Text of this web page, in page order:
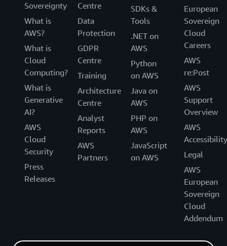
Sovereignty
What is
AWS?
What is
Cloud
Computing?
What is
Generative
AI?
AWS
Cloud
Security
Press
Releases
Centre
Data
Protection
GDPR
Centre
Training
Architecture
Centre
Analyst
Reports
AWS
Partners
SDKs &
Tools
.NET on
AWS
Python
on AWS
Java on
AWS
PHP on
AWS
JavaScript
on AWS
European
Sovereign
Cloud
Careers
AWS
re:Post
AWS
Support
Overview
AWS
Accessibility
Legal
AWS
European
Sovereign
Cloud
Addendum